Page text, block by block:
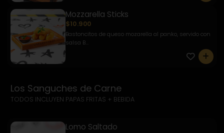
Mozzarella Sticks
$10.900
Bastoncitos de queso mozarella al panko, servido con
salsa B...
0
Los Sanguches de Carne
TODOS INCLUYEN PAPAS FRITAS + BEBIDA
Lomo Saltado